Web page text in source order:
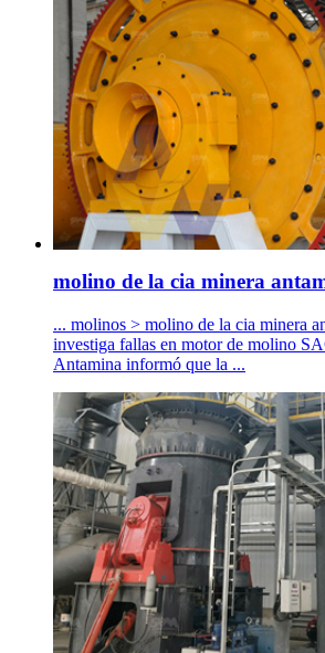
molino de la cia minera
... molinos > molino de la cia minera
investiga fallas en motor de molino
Antamina informó que la ...